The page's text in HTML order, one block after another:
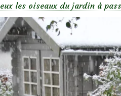
les oiseaux du jardin à